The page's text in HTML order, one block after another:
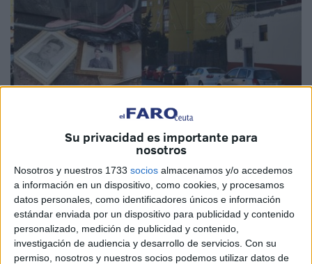
Su privacidad es importante para
nosotros
Nosotros y nuestros 1733 socios almacenamos y/o accedemos
a información en un dispositivo, como cookies, y procesamos
datos personales, como identificadores únicos e información
estándar enviada por un dispositivo para publicidad y contenido
personalizado, medición de publicidad y contenido,
investigación de audiencia y desarrollo de servicios. Con su
permiso, nosotros y nuestros socios podemos utilizar datos de
Una publicación en Facebook de unasfotografías
centenariasjunto a un contenedor de basura en
Bermudo Sorianoarruinaron una tranquila noche de una
familia en Ceuta. Y es que no podían creer que una
reliquia que siempre estuvo muy bien cuidada terminará